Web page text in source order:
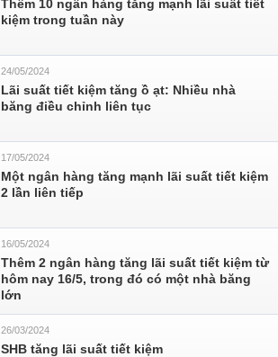
Thêm 10 ngân hàng tăng mạnh lãi suất tiết
kiệm trong tuần này
24/05/2024
Lãi suất tiết kiệm tăng ồ ạt: Nhiều nhà
băng điều chỉnh liên tục
17/05/2024
Một ngân hàng tăng mạnh lãi suất tiết kiệm
2 lần liên tiếp
16/05/2024
Thêm 2 ngân hàng tăng lãi suất tiết kiệm từ
hôm nay 16/5, trong đó có một nhà băng
lớn
26/03/2024
SHB tăng lãi suất tiết kiệm